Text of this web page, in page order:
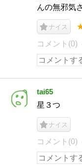
んの無邪気
ナイス
コメント(0)
tai65
星３つ
ナイス
コメント(0)